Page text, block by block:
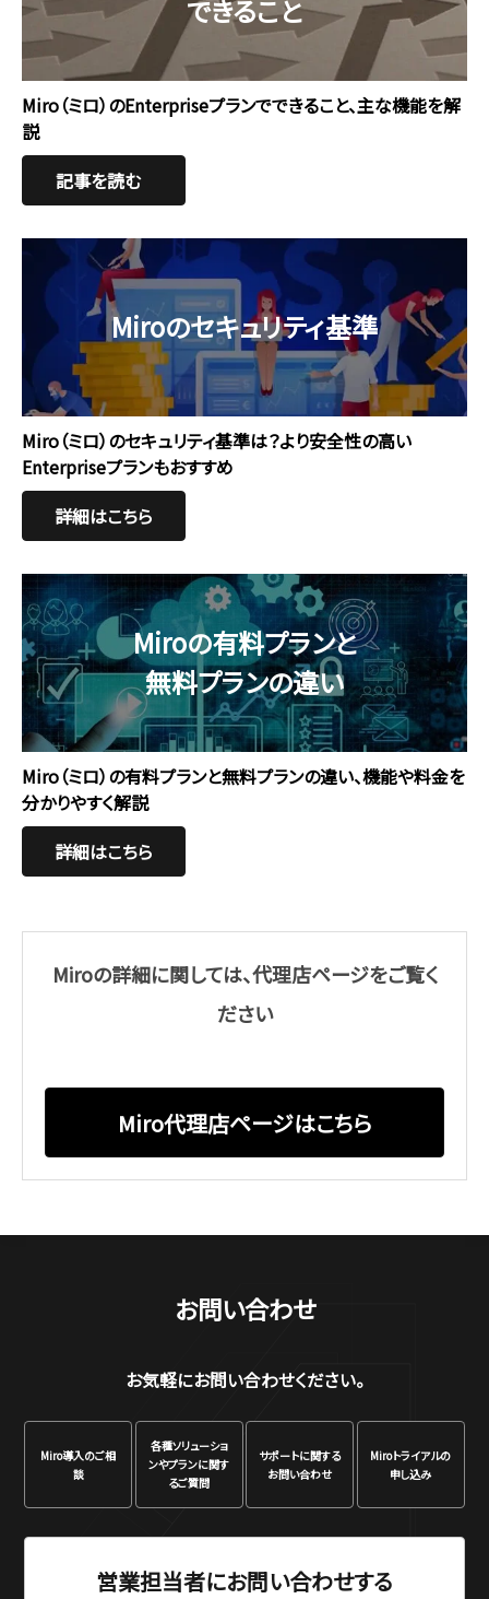
できること
Miro（ミロ）のEnterpriseプランでできること、主な機能を解
説
記事を読む
Miroのセキュリティ基準
Miro（ミロ）のセキュリティ基準は？より安全性の高い
Enterpriseプランもおすすめ
詳細はこちら
Miroの有料プランと
無料プランの違い
Miro（ミロ）の有料プランと無料プランの違い、機能や料金を
分かりやすく解説
詳細はこちら
Miroの詳細に関しては、代理店ページをご覧く
ださい
Miro代理店ページはこちら
お問い合わせ
お気軽にお問い合わせください。
Miro導入のご相
談
各種ソリューショ
ンやプランに関す
るご質問
サポートに関する
お問い合わせ
Miroトライアルの
申し込み
営業担当者にお問い合わせする